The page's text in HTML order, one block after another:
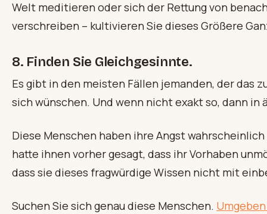
Welt meditieren oder sich der Rettung von
verschreiben – kultivieren Sie dieses Größere
8. Finden Sie Gleichgesinnte.
Es gibt in den meisten Fällen jemanden, der das
sich wünschen. Und wenn nicht exakt so, dann in
Diese Menschen haben ihre Angst
hatte ihnen vorher gesagt, dass ihr Vorhaben
dass sie dieses fragwürdige Wissen nicht mit
Suchen Sie sich genau diese Menschen.